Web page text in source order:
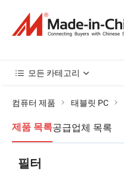
모든 카테고리
컴퓨터 제품 태블릿 PC
제품 목록공급업체 목록
필터